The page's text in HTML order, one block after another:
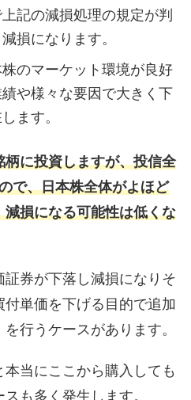
記の減損処理の規定が判
損になります。
のマーケット環境が良好
や様々な要因で大きく下
ます。
に投資しますが、投信全
で、日本株全体がよほど
損になる可能性は低くな
証券が下落し減損になりそ
単価を下げる目的で追加
行うケースがあります。
当にここから購入しても
も多く発生します。